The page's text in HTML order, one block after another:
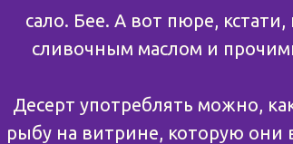
сало. Бее. А вот пюре,
сливочным маслом и
Десерт употреблять можно,
рыбу на витрине, которую они